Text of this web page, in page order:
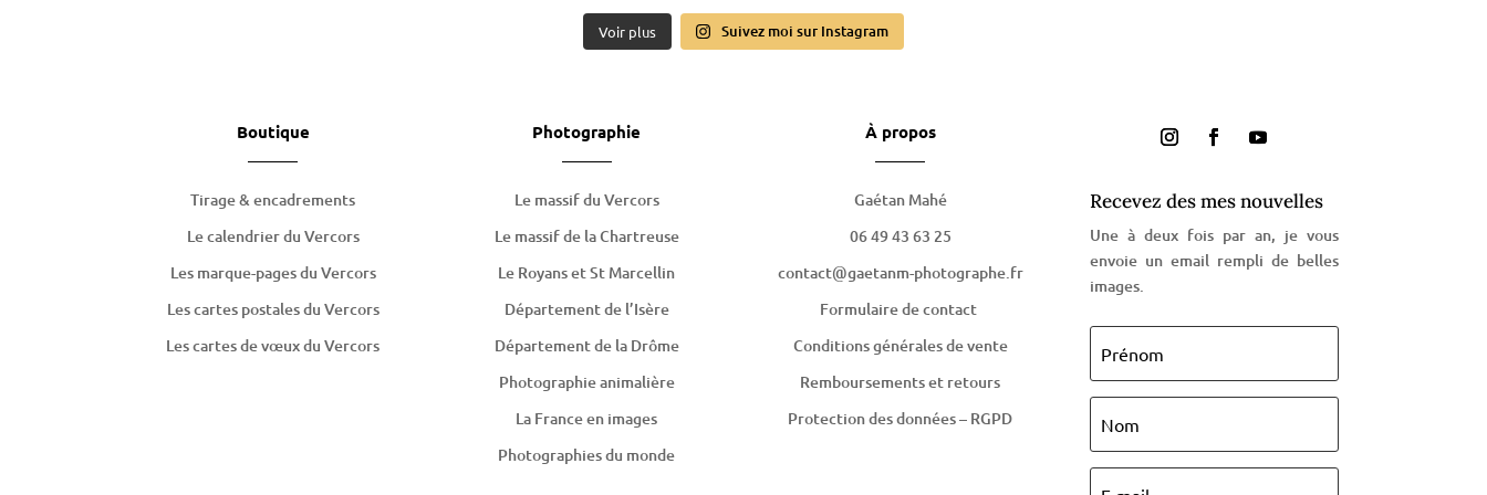
Voir plus Suivez moi sur Instagram
Boutique
Tirage & encadrements
Le calendrier du Vercors
Les marque-pages du Vercors
Les cartes postales du Vercors
Les cartes devœuxdu Vercors
Photographie
Le massif du Vercors
Le massif de la Chartreuse
Le Royans et St Marcellin
Département de l’Isère
Département de la Drôme
Photographie animalière
La France en images
Photographies du monde
À propos
Gaétan Mahé
06 49 43 63 25
contact@gaetanm-photographe.fr
Formulaire de contact
Conditions générales de vente
Remboursements et retours
Protection des données – RGPD
Recevez des mes nouvelles
Une à deux fois par an, je vous
envoie un email rempli de belles
images.